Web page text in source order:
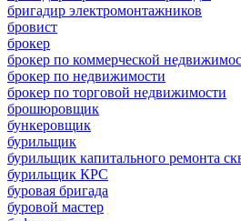
бригадир электромонтажников
бровист
брокер
брокер по коммерческой
брокер по недвижимости
брокер по торговой недвижимости
брошюровщик
бункеровщик
бурильщик
бурильщик капитального ремонта
бурильщик КРС
буровая бригада
буровой мастер